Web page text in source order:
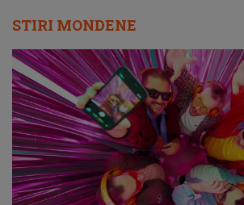
STIRI MONDENE